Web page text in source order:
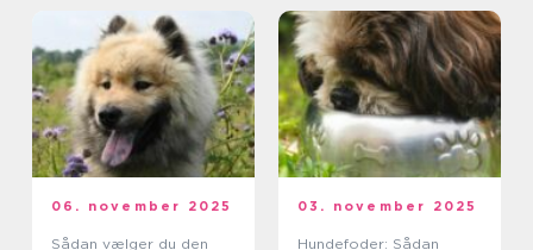
06. november 2025
Sådan vælger du den
03. november 2025
Hundefoder: Sådan